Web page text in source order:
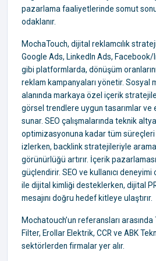
pazarlama faaliyetlerinde somut
odaklanır.
MochaTouch, dijital reklamcılık
Google Ads, LinkedIn Ads,
gibi platformlarda, dönüşüm
reklam kampanyaları yönetir. Sosyal
alanında markaya özel içerik
görsel trendlere uygun tasarımlar ve
sunar. SEO çalışmalarında teknik
optimizasyonuna kadar tüm süreçleri
izlerken, backlink stratejileriyle
görünürlüğü artırır. İçerik
güçlendirir. SEO ve kullanıcı deneyimi
ile dijital kimliği desteklerken, dijital
mesajını doğru hedef kitleye ulaştırır.
Mochatouch’un referansları
Filter, Erollar Elektrik, CCR ve ABK
sektörlerden firmalar yer alır.